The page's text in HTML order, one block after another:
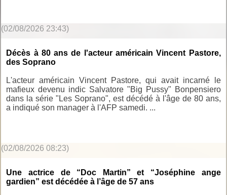
(02/08/2026 23:43)
Décès à 80 ans de l'acteur américain Vincent Pastore,
des Soprano
L'acteur américain Vincent Pastore, qui avait incarné le
mafieux devenu indic Salvatore "Big Pussy" Bonpensiero
dans la série "Les Soprano", est décédé à l'âge de 80 ans,
a indiqué son manager à l'AFP samedi. ...
(02/08/2026 08:23)
Une actrice de “Doc Martin” et “Joséphine ange
gardien” est décédée à l’âge de 57 ans